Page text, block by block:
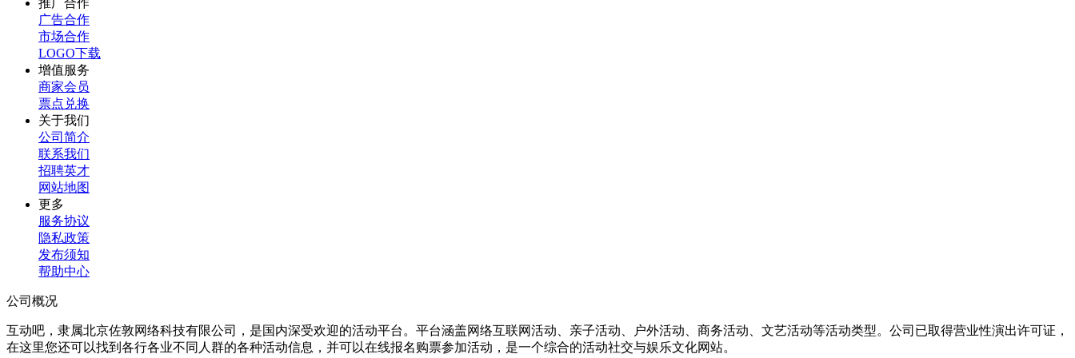
推广合作
广告合作
市场合作
LOGO下载
增值服务
商家会员
票点兑换
关于我们
公司简介
联系我们
招聘英才
网站地图
更多
服务协议
隐私政策
发布须知
帮助中心
公司概况
互动吧，隶属北京佐敦网络科技有限公司，是国内深受欢迎的活动平台。平台涵盖网络互联网活动、亲子活动、户外活动、商务活动、文艺活动等活动类型。公司已取得营业性演出许可证，
在这里您还可以找到各行各业不同人群的各种活动信息，并可以在线报名购票参加活动，是一个综合的活动社交与娱乐文化网站。